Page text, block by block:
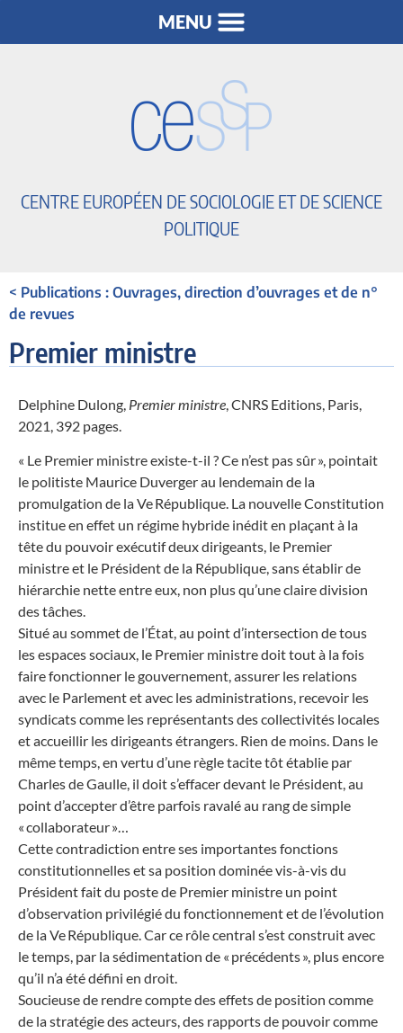
CENTRE EUROPÉEN DE SOCIOLOGIE ET DE SCIENCE
POLITIQUE
< Publications : Ouvrages, direction d’ouvrages et de n°
de revues
Premier ministre
Delphine Dulong, Premier ministre , CNRS Editions, Paris,
2021, 392 pages.
« Le Premier ministre existe-t-il ? Ce n’est pas sûr », pointait
le politiste Maurice Duverger au lendemain de la
promulgation de la Ve République. La nouvelle Constitution
institue en effet un régime hybride inédit en plaçant à la
tête du pouvoir exécutif deux dirigeants, le Premier
ministre et le Président de la République, sans établir de
hiérarchie nette entre eux, non plus qu’une claire division
des tâches.
Situé au sommet de l’État, au point d’intersection de tous
les espaces sociaux, le Premier ministre doit tout à la fois
faire fonctionner le gouvernement, assurer les relations
avec le Parlement et avec les administrations, recevoir les
syndicats comme les représentants des collectivités locales
et accueillir les dirigeants étrangers. Rien de moins. Dans le
même temps, en vertu d’une règle tacite tôt établie par
Charles de Gaulle, il doit s’effacer devant le Président, au
point d’accepter d’être parfois ravalé au rang de simple
« collaborateur »…
Cette contradiction entre ses importantes fonctions
constitutionnelles et sa position dominée vis-à-vis du
Président fait du poste de Premier ministre un point
d’observation privilégié du fonctionnement et de l’évolution
de la Ve République. Car ce rôle central s’est construit avec
le temps, par la sédimentation de « précédents », plus encore
qu’il n’a été défini en droit.
Soucieuse de rendre compte des effets de position comme
de la stratégie des acteurs, des rapports de pouvoir comme